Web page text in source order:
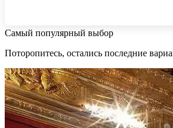
Самый популярный выбор
Поторопитесь, остались последние